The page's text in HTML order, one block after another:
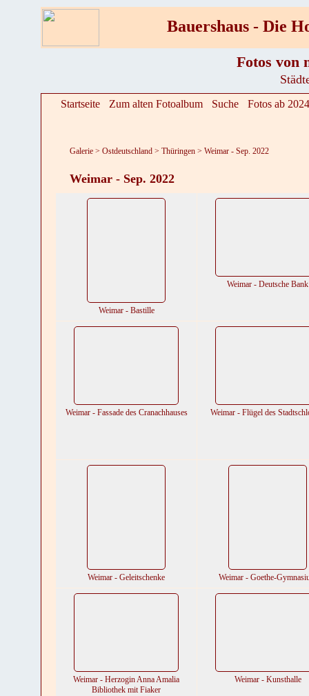
Bauershaus - Die
Fotos von
Startseite Zum alten Fotoalbum Suche Fotos ab 2024
Galerie > Ostdeutschland > Thüringen > Weimar - Sep. 2022
Weimar - Sep. 2022
Weimar - Bastille
Weimar - Deutsche Bank
Weimar - Fassade des Cranachhauses Weimar - Flügel des
Weimar - Geleitschenke Weimar - Goethe-
Weimar - Herzogin Anna Amalia
Bibliothek mit Fiaker
Weimar - Kunsthalle